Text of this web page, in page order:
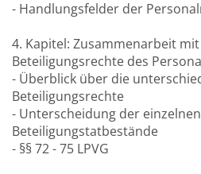
- Handlungsfelder der
4. Kapitel: Zusammenarbeit
Beteiligungsrechte des
- Überblick über die
Beteiligungsrechte
- Unterscheidung der einzelnen
Beteiligungstatbestände
- §§ 72 - 75 LPVG